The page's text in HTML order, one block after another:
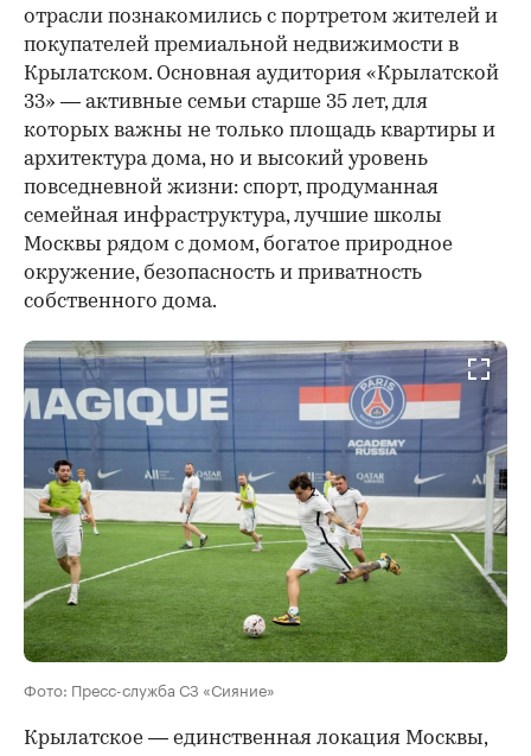
отрасли познакомились с портретом жителей и
покупателей премиальной недвижимости в
Крылатском. Основная аудитория «Крылатской
33» — активные семьи старше 35 лет, для
которых важны не только площадь квартиры и
архитектура дома, но и высокий уровень
повседневной жизни: спорт, продуманная
семейная инфраструктура, лучшие школы
Москвы рядом с домом, богатое природное
окружение, безопасность и приватность
собственного дома.
Фото: Пресс-служба СЗ «Сияние»
Крылатское — единственная локация Москвы,